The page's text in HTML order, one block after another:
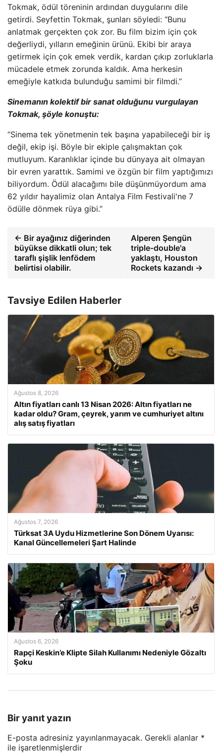
Tokmak, ödül töreninin ardından duygularını dile
getirdi. Seyfettin Tokmak, şunları söyledi: “Bunu
anlatmak gerçekten çok zor. Bu film bizim için çok
değerliydi, yılların emeğinin ürünü. Ekibi bir araya
getirmek için çok emek verdik, kardan çıkıp zorluklarla
mücadele etmek zorunda kaldık. Ama herkesin
emeğiyle katkıda bulunduğu samimi bir filmdi.”
Sinemanın kolektif bir sanat olduğunu vurgulayan
Tokmak, şöyle konuştu:
“Sinema tek yönetmenin tek başına yapabileceği bir iş
değil, ekip işi. Böyle bir ekiple çalışmaktan çok
mutluyum. Karanlıklar içinde bu dünyaya ait olmayan
bir evren yarattık. Samimi ve özgün bir film yaptığımızı
biliyordum. Ödül alacağımı bile düşünmüyordum ama
62 yıldır hayalimiz olan Antalya Film Festivali'ne 7
ödülle dönmek rüya gibi.”
← Bir ayağınız diğerinden
büyükse dikkatli olun; tek
taraflı şişlik lenfödem
belirtisi olabilir.
Alperen Şengün
triple-double'a
yaklaştı, Houston
Rockets kazandı →
Tavsiye Edilen Haberler
Ağustos 8, 2026
Altın fiyatları canlı 13 Nisan 2026: Altın fiyatları ne
kadar oldu? Gram, çeyrek, yarım ve cumhuriyet altını
alış satış fiyatları
Ağustos 7, 2026
Türksat 3A Uydu Hizmetlerine Son Dönem Uyarısı:
Kanal Güncellemeleri Şart Halinde
Ağustos 6, 2026
Rapçi Keskin’e Klipte Silah Kullanımı Nedeniyle Gözaltı
Şoku
Bir yanıt yazın
E-posta adresiniz yayınlanmayacak. Gerekli alanlar *
ile işaretlenmişlerdir